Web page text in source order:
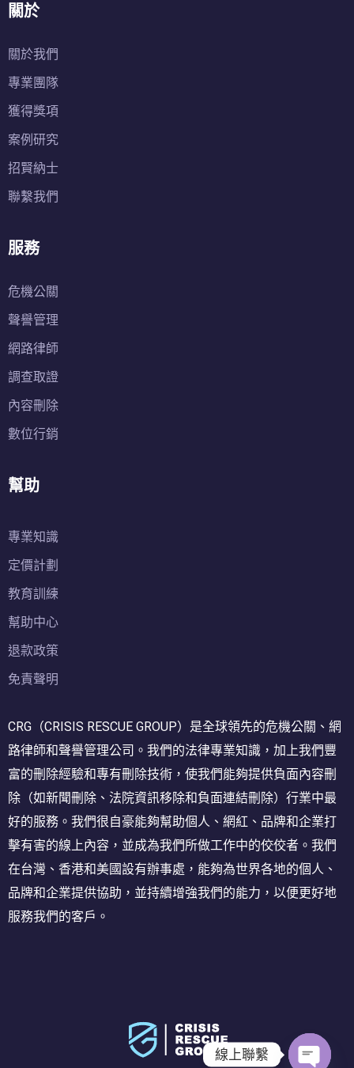
關於
關於我們
專業團隊
獲得獎項
案例研究
招賢納士
聯繫我們
服務
危機公關
聲譽管理
網路律師
調查取證
內容刪除
數位行銷
幫助
專業知識
定價計劃
教育訓練
幫助中心
退款政策
免責聲明
CRG（CRISIS RESCUE GROUP）是全球領先的危機公關、網
路律師和聲譽管理公司。我們的法律專業知識，加上我們豐
富的刪除經驗和專有刪除技術，使我們能夠提供負面內容刪
除（如新聞刪除、法院資訊移除和負面連結刪除）行業中最
好的服務。我們很自豪能夠幫助個人、網紅、品牌和企業打
擊有害的線上內容，並成為我們所做工作中的佼佼者。我們
在台灣、香港和美國設有辦事處，能夠為世界各地的個人、
品牌和企業提供協助，並持續增強我們的能力，以便更好地
服務我們的客戶。
線上聯繫